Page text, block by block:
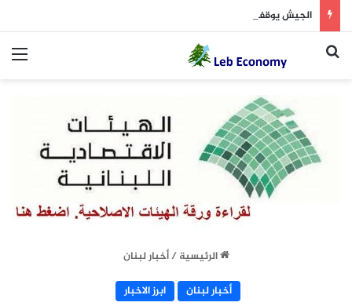
الجيش يوقف مطلوبين في إطار ملاحقة المخلين بالأمن
بحث عن
الرئيسية / أخبار لبنان
أخبار لبنان
ابرز الاخبار